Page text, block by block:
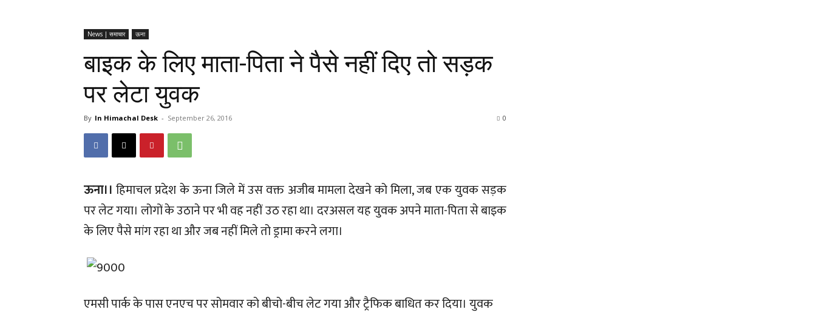
News | समाचार ऊना
बाइक के लिए माता-पिता ने पैसे नहीं दिए तो सड़क
पर लेटा युवक
By In Himachal Desk - September 26, 2016 0
ऊना।।हिमाचल प्रदेश के ऊना जिले में उस वक्त अजीब मामला देखने को मिला, जब एक युवक सड़क
पर लेट गया। लोगों के उठाने पर भी वह नहीं उठ रहा था। दरअसल यह युवक अपने माता-पिता से बाइक
के लिए पैसे मांग रहा था और जब नहीं मिले तो ड्रामा करने लगा।
एमसी पार्क के पास एनएच पर सोमवार को बीचो-बीच लेट गया और ट्रैफिक बाधित कर दिया। युवक